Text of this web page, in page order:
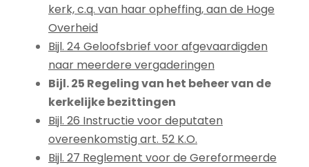
kerk, c.q. van haar opheffing, aan de Hoge
Overheid
Bijl. 24 Geloofsbrief voor afgevaardigden
naar meerdere vergaderingen
Bijl. 25 Regeling van het beheer van de
kerkelijke bezittingen
Bijl. 26 Instructie voor deputaten
overeenkomstig art. 52 K.O.
Bijl. 27 Reglement voor de Gereformeerde